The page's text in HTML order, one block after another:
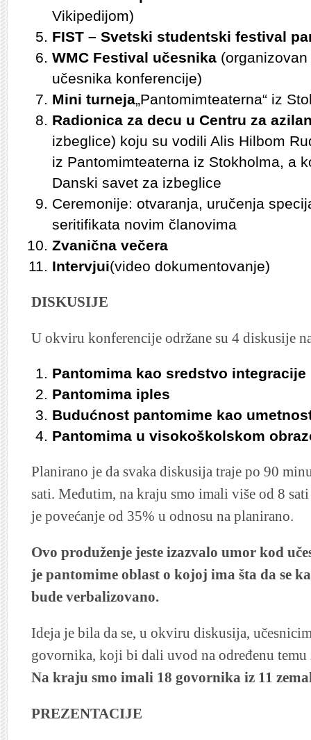
Vikipedijom)
FIST – Svetski studentski festival
WMC Festival učesnika
učesnika konferencije)
Mini turneja„Pantomimteaterna“ iz
Radionica za decu u Centru za
izbeglice) koju su vodili Alis Hilbom
iz Pantomimteaterna iz Stokholma, a
Danski savet za izbeglice
Ceremonije: otvaranja, uručenja
seritifikata novim članovima
Zvanična večera
Intervjui(video dokumentovanje)
DISKUSIJE
U okviru konferencije održane su 4 diskusije
Pantomima kao sredstvo integracije
Pantomima iples
Budućnost pantomime kao
Pantomima u visokoškolskom
Planirano je da svaka diskusija traje po 90
sati. Međutim, na kraju smo imali više od 8
je povećanje od 35% u odnosu na planirano.
Ovo produženje jeste izazvalo umor kod
je pantomime oblast o kojoj ima šta da se
bude verbalizovano.
Ideja je bila da se, u okviru diskusija,
govornika, koji bi dali uvod na određenu
Na kraju smo imali 18 govornika iz 11
PREZENTACIJE